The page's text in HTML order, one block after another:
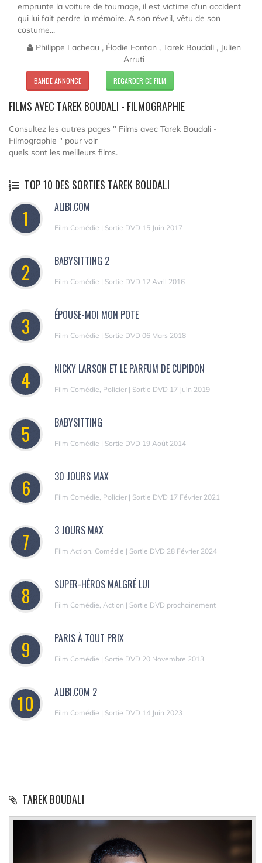
emprunte la voiture de tournage, il est victime d'un accident
qui lui fait perdre la mémoire. A son réveil, vêtu de son
costume...
Philippe Lacheau , Élodie Fontan , Tarek Boudali , Julien
Arruti
BANDE ANNONCE REGARDER CE FILM
FILMS AVEC TAREK BOUDALI - FILMOGRAPHIE
Consultez les autres pages " Films avec Tarek Boudali -
Filmographie " pour voir
quels sont les meilleurs films.
TOP 10 DES SORTIES TAREK BOUDALI
1 ALIBI.COM
Film Comédie | Sortie DVD 15 Juin 2017
2 BABYSITTING 2
Film Comédie | Sortie DVD 12 Avril 2016
3 ÉPOUSE-MOI MON POTE
Film Comédie | Sortie DVD 06 Mars 2018
4 NICKY LARSON ET LE PARFUM DE CUPIDON
Film Comédie, Policier | Sortie DVD 17 Juin 2019
5 BABYSITTING
Film Comédie | Sortie DVD 19 Août 2014
6 30 JOURS MAX
Film Comédie, Policier | Sortie DVD 17 Février 2021
7 3 JOURS MAX
Film Action, Comédie | Sortie DVD 28 Février 2024
8 SUPER-HÉROS MALGRÉ LUI
Film Comédie, Action | Sortie DVD prochainement
9 PARIS À TOUT PRIX
Film Comédie | Sortie DVD 20 Novembre 2013
10 ALIBI.COM 2
Film Comédie | Sortie DVD 14 Juin 2023
TAREK BOUDALI